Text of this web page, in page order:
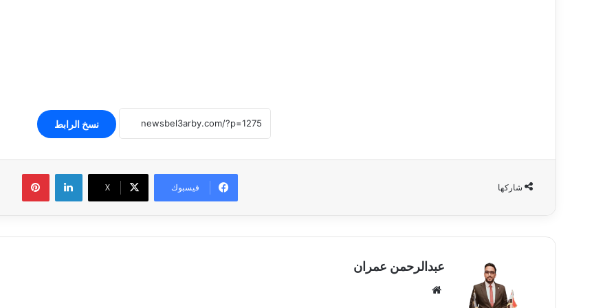
نسخ الرابط
شاركها فيسبوك ‫X
لينكدإن
عبدالرحمن عمران